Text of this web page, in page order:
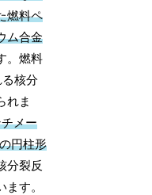
燃料ペ
ム合金
。燃料
核分
れま
メー
円柱形
分裂反
す。